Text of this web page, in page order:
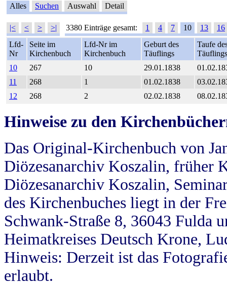
Alles Suchen Auswahl Detail
|< < > >| 3380 Einträge gesamt: 1 4 7 10 13
16
Lfd-
Nr
Seite im
Kirchenbuch
Lfd-Nr im
Kirchenbuch
Geburt des
Täuflings
Taufe
Täuflings
10
267 10 29.01.1838
11
268 1 01.02.1838
12
268 2 02.02.1838
Hinweise zu den
Das Original-Kirchenbuch von
Diözesanarchiv Koszalin, früher
Diözesanarchiv Koszalin,
des Kirchenbuches liegt in der
Schwank-Straße 8, 36043 Fulda
Heimatkreises Deutsch Krone,
Hinweis: Derzeit ist das
erlaubt.